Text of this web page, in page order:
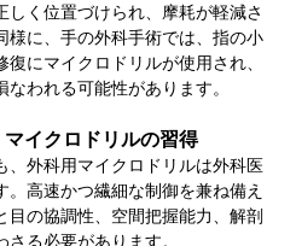
く位置づけられ、摩耗が軽減さ
様に、手の外科手術では、指の小
にマイクロドリルが使用され、
われる可能性があります。
イクロドリルの習得
、外科用マイクロドリルは外科医
高速かつ繊細な制御を兼ね備え
目の協調性、空間把握能力、解剖
る必要があります。